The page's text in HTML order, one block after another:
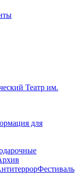
для
Фестиваль